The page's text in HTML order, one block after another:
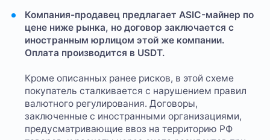
Компания-продавец предлагает ASIC-майнер по
цене ниже рынка, но договор заключается с
иностранным юрлицом этой же компании.
Оплата производится в USDT.
Кроме описанных ранее рисков, в этой схеме
покупатель сталкивается с нарушением правил
валютного регулирования. Договоры,
заключенные с иностранными организациями,
предусматривающие ввоз на территорию РФ